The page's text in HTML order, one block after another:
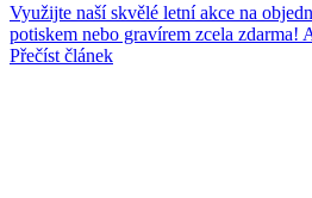
Využijte naší skvělé letní akce na
potiskem nebo gravírem zcela zdarma!
Přečíst článek